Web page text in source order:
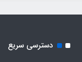
دسترسی سریع